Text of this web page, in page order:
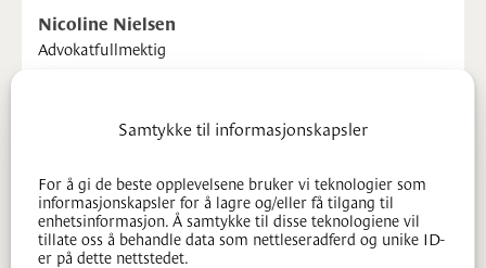
Nicoline Nielsen
Advokatfullmektig
nni@mageli.no
Samtykke til informasjonskapsler
For å gi de beste opplevelsene bruker vi teknologier som
informasjonskapsler for å lagre og/eller få tilgang til
enhetsinformasjon. Å samtykke til disse teknologiene vil
tillate oss å behandle data som nettleseradferd og unike ID-
er på dette nettstedet.